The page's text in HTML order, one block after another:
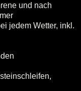
und nach
jedem Wetter, inkl.